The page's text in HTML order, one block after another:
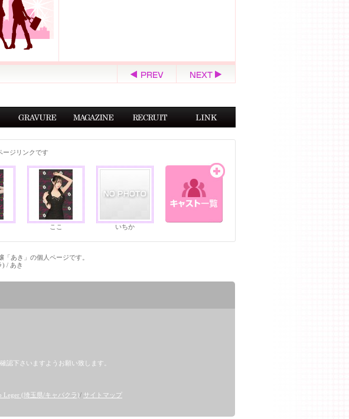
ージリンクです
ここ いちか
あき」の個人ページです。
) / あき
認下さいますようお願い致します。
Leger (埼玉県/キャバクラ)/ サイトマップ